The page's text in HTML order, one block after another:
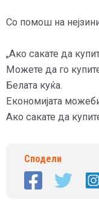
Со помош на
„Ако сакате да
Можете да го
Белата куќа.
Економијата
Ако сакате да
Сподели